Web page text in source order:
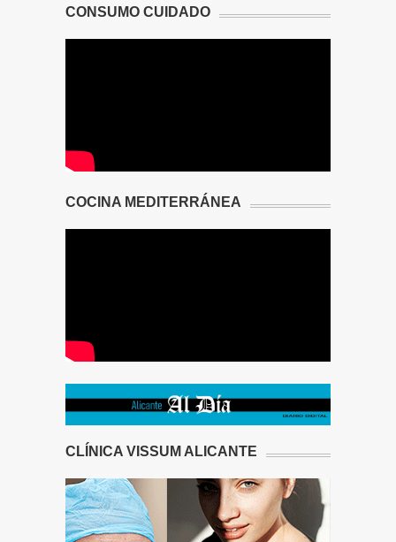
CONSUMO CUIDADO
COCINA MEDITERRÁNEA
CLÍNICA VISSUM ALICANTE